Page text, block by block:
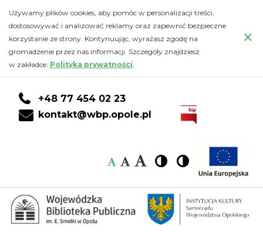
Aktualny
wykaz
książek
w
IBUK
Wojewódzka
Biblioteka
do
głównej
treści
DO
KONTA
CZYTELNIKA
DO
WYSZUKIWARKI
do
stopki
Używamy plików cookies, aby pomóc w personalizacji treści,
dostosowywać i analizować reklamy oraz zapewnić bezpieczne
korzystanie ze strony. Kontynuując, wyrażasz zgodę na
gromadzenie przez nas informacji. Szczegóły znajdziesz
w zakładce: Polityka prywatności.
×
+48 77 454 02 23
kontakt@wbp.opole.pl
Czcionka:
Czcionka
Czcionka
Czcionka
Wysoki
kontrast
Wysoki
kontrast